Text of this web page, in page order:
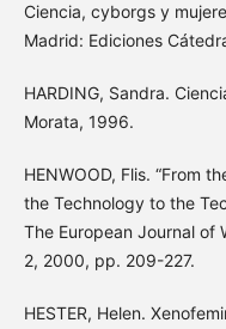
Ciencia, cyborgs y
Madrid: Ediciones
HARDING, Sandra.
Morata, 1996.
HENWOOD, Flis. “From
the Technology to the
The European Journal of
2, 2000, pp. 209-227.
HESTER, Helen.